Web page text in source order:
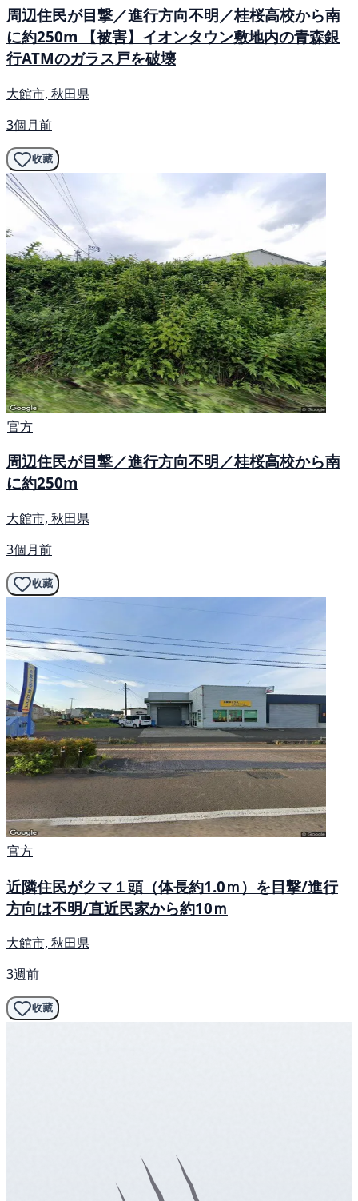
周辺住民が目撃／進行方向不明／桂桜高校から南
に約250m 【被害】イオンタウン敷地内の青森銀
行ATMのガラス戸を破壊
大館市, 秋田県
3個月前
收藏
官方
周辺住民が目撃／進行方向不明／桂桜高校から南
に約250m
大館市, 秋田県
3個月前
收藏
官方
近隣住民がクマ１頭（体長約1.0ｍ）を目撃/進行
方向は不明/直近民家から約10ｍ
大館市, 秋田県
3週前
收藏